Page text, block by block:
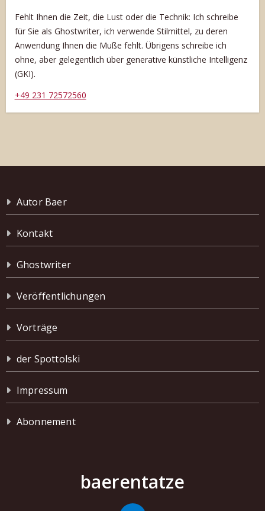
Fehlt Ihnen die Zeit, die Lust oder die Technik: Ich schreibe
für Sie als Ghostwriter, ich verwende Stilmittel, zu deren
Anwendung Ihnen die Muße fehlt. Übrigens schreibe ich
ohne, aber gelegentlich über generative künstliche Intelligenz
(GKI).
+49 231 72572560
Autor Baer
Kontakt
Ghostwriter
Veröffentlichungen
Vorträge
der Spottolski
Impressum
Abonnement
baerentatze